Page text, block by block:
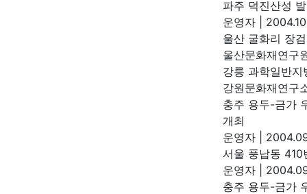
파주 덕진산성
운영자
울산 굴화리 장
울산문화재연구
강릉 과학일반
강원문화재연구
충주 용두-금가
개최
운영자
서울 풍납동 410
운영자
충주 용두-금가